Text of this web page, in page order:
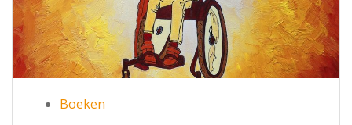
Boeken